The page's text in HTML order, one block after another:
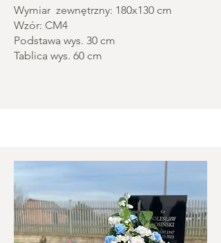
Wymiar zewnętrzny: 180x130 cm
Wzór: CM4
Podstawa wys. 30 cm
Tablica wys. 60 cm